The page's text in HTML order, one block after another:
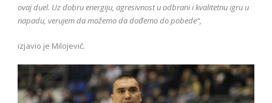
ovaj duel. Uz dobru energiju, agresivnost u odbrani i kvalitetnu igru u
napadu, verujem da možemo da dođemo do pobede“,
izjavio je Milojević.